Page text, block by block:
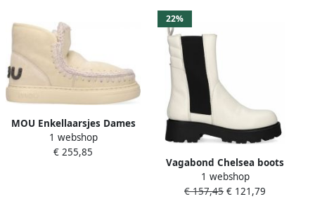
MOU Enkellaarsjes Dames
Pantoffels Damesschoenen
Leer Eskimo snkr bold
1 webshop
€ 255,85
22%
Vagabond Chelsea boots
COSMO 2.0 in een trendy
contrast look
1 webshop
€ 157,45 € 121,79